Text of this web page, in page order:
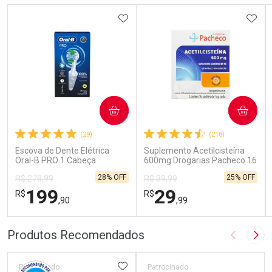
(29)
Escova de Dente Elétrica
Oral-B PRO 1 Cabeça
Redonda Recarregável 1
Unidade
R$ 278,99
R$199,90
28% OFF
ADICIONAR AOS FAVORITOS
COMPRAR
FECHAR
FECHAR
Por Menos
(218)
Suplemento Acetilcisteína
600mg Drogarias Pacheco 16
R$ 39,99
R$29,99
25% OFF
COMPRAR
Por Menos
Produtos Recomendados Imagem
Patrocinado ADICIONAR AOS FAVORITOS
Patrocinado